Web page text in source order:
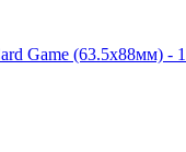
Game (63.5x88мм) -